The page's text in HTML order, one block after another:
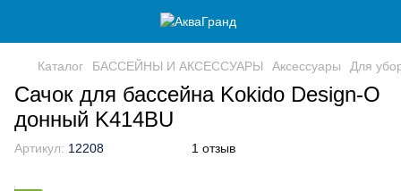
Каталог БАССЕЙНЫ И АКСЕССУАРЫ Аксессуары Для
Сачок для бассейна Kokido Design-O
донный K414BU
Артикул: 12208 1 отзыв